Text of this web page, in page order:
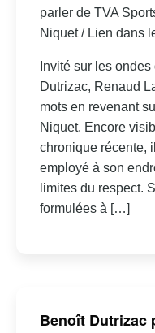
parler de TVA
Niquet / Lien dans
Invité sur les
Dutrizac, Renaud
mots en revenant
Niquet. Encore
chronique récente,
employé à son
limites du respect.
formulées à […]
Benoît Dutrizac